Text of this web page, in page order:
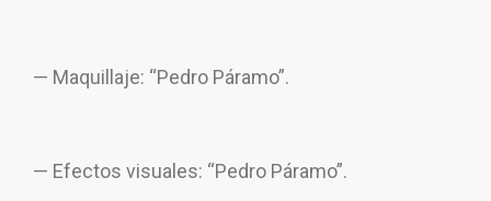
— Maquillaje: “Pedro Páramo”.
— Efectos visuales: “Pedro Páramo”.